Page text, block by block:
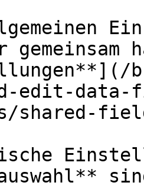
gemeinsam
edit-
shared-